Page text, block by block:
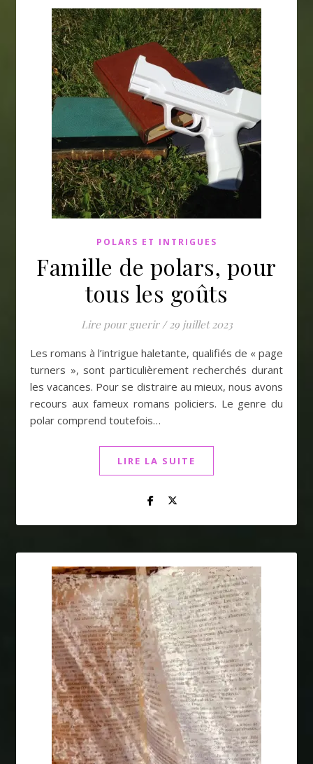
POLARS ET INTRIGUES
Famille de polars, pour
tous les goûts
Lire pour guerir / 29 juillet 2023
Les romans à l’intrigue haletante, qualifiés de « page
turners », sont particulièrement recherchés durant
les vacances. Pour se distraire au mieux, nous avons
recours aux fameux romans policiers. Le genre du
polar comprend toutefois…
LIRE LA SUITE